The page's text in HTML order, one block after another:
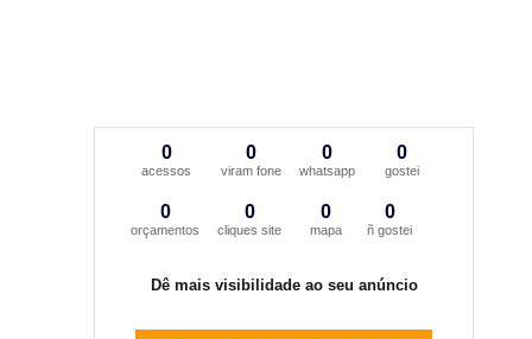
0
acessos
0
viram fone
0
whatsapp
0
gostei
0
orçamentos
0
cliques site
0
mapa
0
ñ gostei
Dê mais visibilidade ao seu anúncio